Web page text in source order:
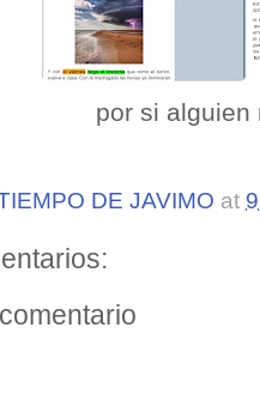
por si
DE JAVIMO at